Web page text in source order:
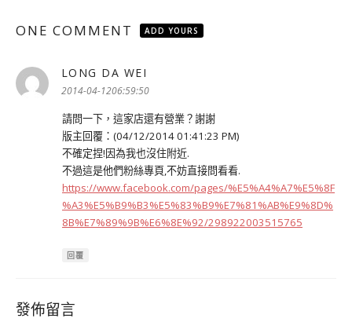
ONE COMMENT ADD YOURS
LONG DA WEI
示:
2014-04-1206:59:50
請問一下，這家店還有營業？謝謝
版主回覆：(04/12/2014 01:41:23 PM)
不確定捏!因為我也沒住附近.
不過這是他們粉絲專頁,不妨直接問看看.
https://www.facebook.com/pages/%E5%A4%A7%E5%8F
%A3%E5%B9%B3%E5%83%B9%E7%81%AB%E9%8D%
8B%E7%89%9B%E6%8E%92/298922003515765
回覆
發佈留言